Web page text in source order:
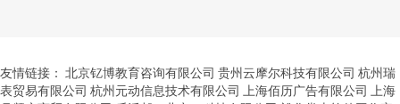
友情链接： 北京钇博教育咨询有限公司 贵州云摩尔科技有限公司 杭州瑞
表贸易有限公司 杭州元动信息技术有限公司 上海佰历广告有限公司
上海